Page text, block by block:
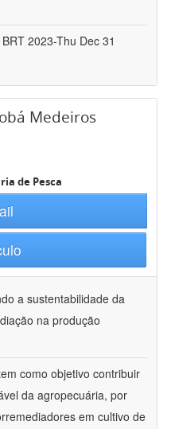
2023-Thu Dec 31
Medeiros
de Pesca
a sustentabilidade da
na produção
como objetivo contribuir
da agropecuária, por
em cultivo de